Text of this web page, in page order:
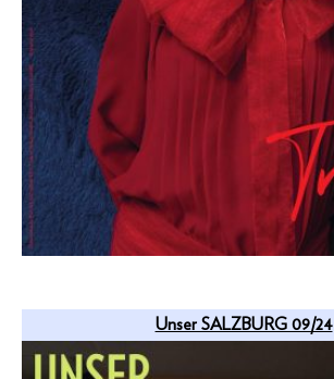
Unser SALZBURG 09/24